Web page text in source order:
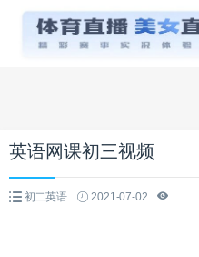
英语网课初三视频
初二英语 2021-07-02